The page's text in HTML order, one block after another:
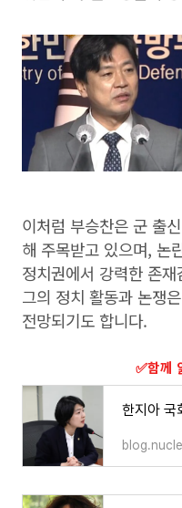
이처럼 부승찬은 군 출
해 주목받고 있으며, 논
정치권에서 강력한 존
그의 정치 활동과 논쟁
전망되기도 합니다.
​✅함께